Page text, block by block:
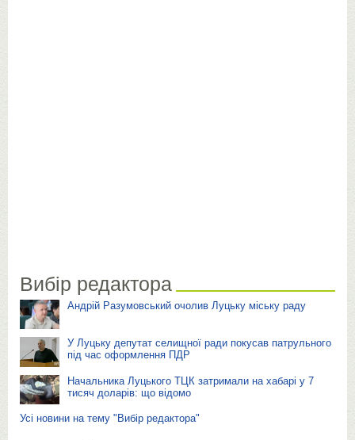
Вибір редактора
Андрій Разумовський очолив Луцьку міську раду
У Луцьку депутат селищної ради покусав патрульного
під час оформлення ПДР
Начальника Луцького ТЦК затримали на хабарі у 7
тисяч доларів: що відомо
Усі новини на тему "Вибір редактора"